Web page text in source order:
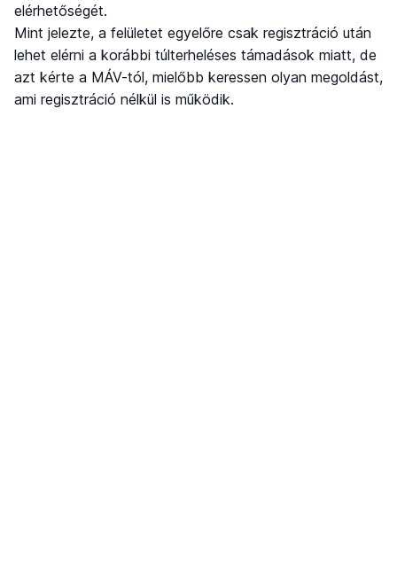
elérhetőségét.
Mint jelezte, a felületet egyelőre csak regisztráció után
lehet elérni a korábbi túlterheléses támadások miatt, de
azt kérte a MÁV-tól, mielőbb keressen olyan megoldást,
ami regisztráció nélkül is működik.